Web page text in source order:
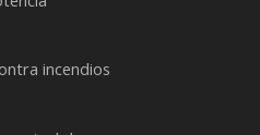
incendios